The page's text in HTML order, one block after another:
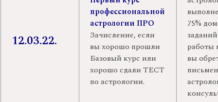
12.03.22.
профессиональной
астрологии ПРО
Зачисление, если
вы хорошо прошли
Базовый курс или
хорошо сдали ТЕСТ
по астрологии.
75%
работы
вы